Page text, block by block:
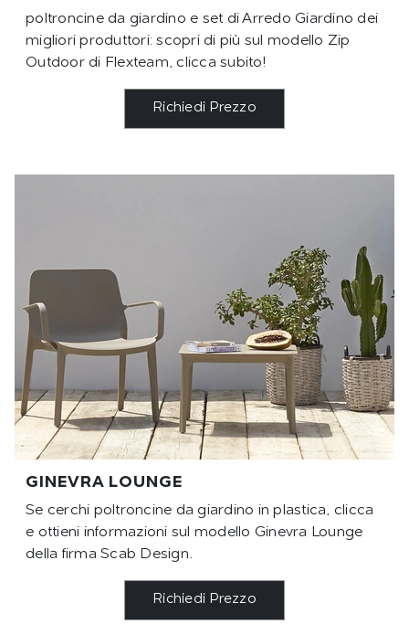
poltroncine da giardino e set di Arredo Giardino dei
migliori produttori: scopri di più sul modello Zip
Outdoor di Flexteam, clicca subito!
Richiedi Prezzo
GINEVRA LOUNGE
Se cerchi poltroncine da giardino in plastica, clicca
e ottieni informazioni sul modello Ginevra Lounge
della firma Scab Design.
Richiedi Prezzo